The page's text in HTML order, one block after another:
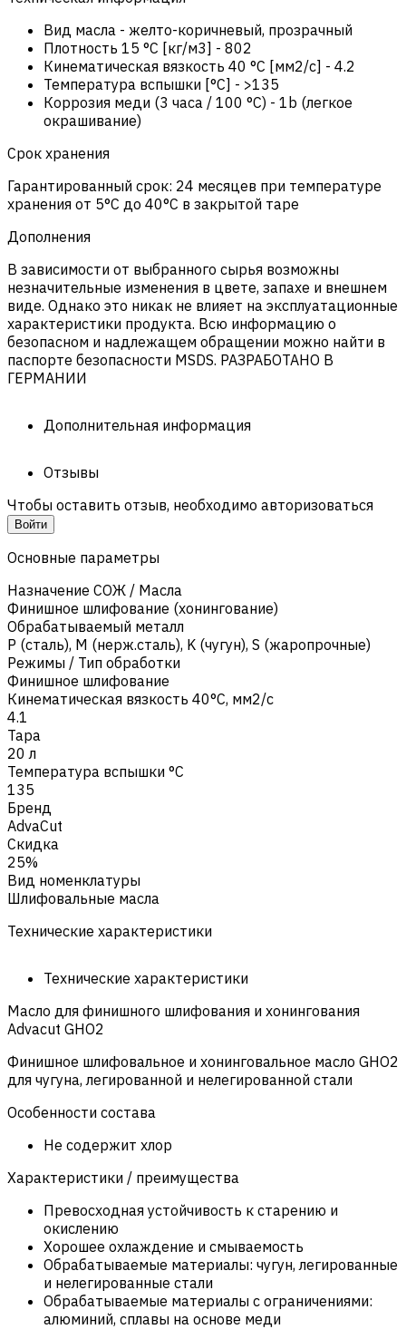
Вид масла - желто-коричневый, прозрачный
Плотность 15 °C [кг/м3] - 802
Кинематическая вязкость 40 °C [мм2/с] - 4.2
Температура вспышки [°C] - >135
Коррозия меди (3 часа / 100 °C) - 1b (легкое
окрашивание)
Срок хранения
Гарантированный срок: 24 месяцев при температуре
хранения от 5°C до 40°C в закрытой таре
Дополнения
В зависимости от выбранного сырья возможны
незначительные изменения в цвете, запахе и внешнем
виде. Однако это никак не влияет на эксплуатационные
характеристики продукта. Всю информацию о
безопасном и надлежащем обращении можно найти в
паспорте безопасности MSDS. РАЗРАБОТАНО В
ГЕРМАНИИ
Дополнительная информация
Отзывы
Чтобы оставить отзыв, необходимо авторизоваться
Войти
Основные параметры
Назначение СОЖ / Масла
Финишное шлифование (хонингование)
Обрабатываемый металл
Р (сталь), M (нерж.сталь), K (чугун), S (жаропрочные)
Режимы / Тип обработки
Финишное шлифование
Кинематическая вязкость 40°C, мм2/с
4.1
Тара
20 л
Температура вспышки °C
135
Бренд
AdvaCut
Скидка
25%
Вид номенклатуры
Шлифовальные масла
Технические характеристики
Технические характеристики
Масло для финишного шлифования и хонингования
Advacut GHO2
Финишное шлифовальное и хонинговальное масло GHO2
для чугуна, легированной и нелегированной стали
Особенности состава
Не содержит хлор
Характеристики / преимущества
Превосходная устойчивость к старению и
окислению
Хорошее охлаждение и смываемость
Обрабатываемые материалы: чугун, легированные
и нелегированные стали
Обрабатываемые материалы с ограничениями:
алюминий, сплавы на основе меди